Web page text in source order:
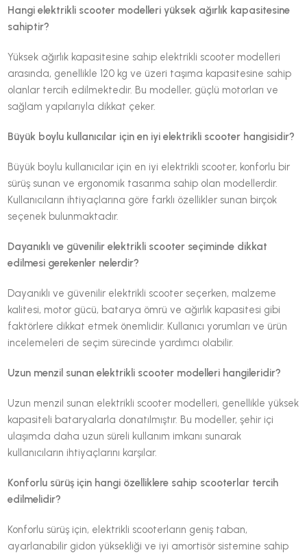
Hangi elektrikli scooter modelleri yüksek ağırlık kapasitesine
sahiptir?
Yüksek ağırlık kapasitesine sahip elektrikli scooter modelleri
arasında, genellikle 120 kg ve üzeri taşıma kapasitesine sahip
olanlar tercih edilmektedir. Bu modeller, güçlü motorları ve
sağlam yapılarıyla dikkat çeker.
Büyük boylu kullanıcılar için en iyi elektrikli scooter hangisidir?
Büyük boylu kullanıcılar için en iyi elektrikli scooter, konforlu bir
sürüş sunan ve ergonomik tasarıma sahip olan modellerdir.
Kullanıcıların ihtiyaçlarına göre farklı özellikler sunan birçok
seçenek bulunmaktadır.
Dayanıklı ve güvenilir elektrikli scooter seçiminde dikkat
edilmesi gerekenler nelerdir?
Dayanıklı ve güvenilir elektrikli scooter seçerken, malzeme
kalitesi, motor gücü, batarya ömrü ve ağırlık kapasitesi gibi
faktörlere dikkat etmek önemlidir. Kullanıcı yorumları ve ürün
incelemeleri de seçim sürecinde yardımcı olabilir.
Uzun menzil sunan elektrikli scooter modelleri hangileridir?
Uzun menzil sunan elektrikli scooter modelleri, genellikle yüksek
kapasiteli bataryalarla donatılmıştır. Bu modeller, şehir içi
ulaşımda daha uzun süreli kullanım imkanı sunarak
kullanıcıların ihtiyaçlarını karşılar.
Konforlu sürüş için hangi özelliklere sahip scooterlar tercih
edilmelidir?
Konforlu sürüş için, elektrikli scooterların geniş taban,
ayarlanabilir gidon yüksekliği ve iyi amortisör sistemine sahip